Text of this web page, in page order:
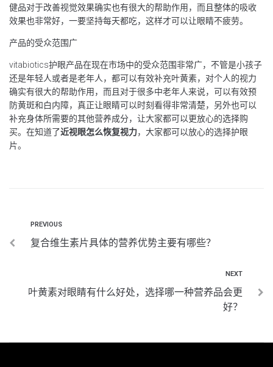
健品对于改善视觉效果确实也有很大的帮助作用，而且整体的吸收
效果也非常好，一要坚持每天都吃，这样才可以让眼睛不疲劳。
产品的受众范围广
vitabiotics护眼产品在现在市场中的受众范围非常广，不管是小孩子
还是年轻人或者是老年人，都可以有效补充叶黄素，对个人的视力
确实有很大的帮助作用，而且对于很多中老年人来说，可以有效预
防黄斑和白内障，真正让眼睛可以时刻看得非常清楚，另外也可以
补充身体所需要的其他营养成分，让大家都可以更放心的选择购
买。在知道了近视眼怎么恢复视力，大家都可以放心的选择护眼
片。
PREVIOUS
复合维生素片具体的营养优势主要有哪些？
NEXT
叶黄素对眼睛有什么好处，选择哪一种营养品会更
好？